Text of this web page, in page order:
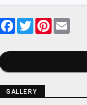
Facebook
TwitterPinterest
GALLERY